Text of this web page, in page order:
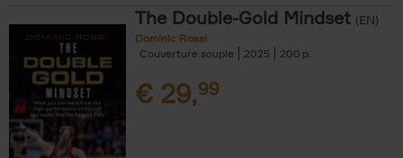
The Double-Gold Mindset (EN)
Dominic Rossi
Couverture souple
2025 200
€ 29,99